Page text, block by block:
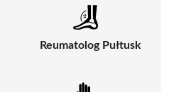
Reumatolog Pułtusk